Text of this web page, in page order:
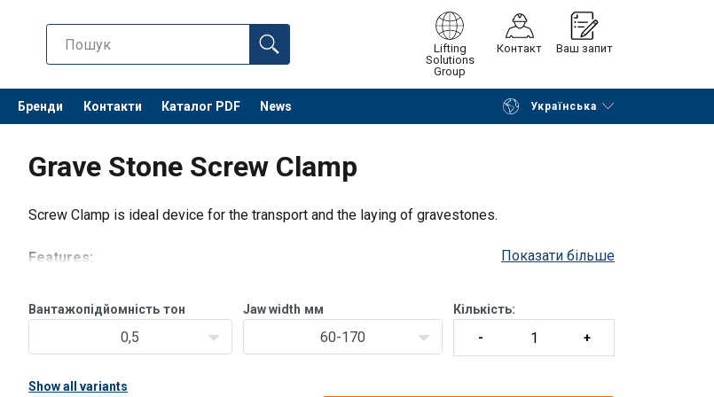
Lifting
Solutions
Group
Контакт Ваш запит
Бренди Контакти Каталог PDF News Українська
Continue Request quotation
Grave Stone Screw Clamp
Screw Clamp is ideal device for the transport and the laying of gravestones.
Features:
Transport and laying of gravestones
Galvanized construction
Показати більше
Вантажопідйомність тон
0,5
Jaw width мм
60-170
Кількість:
Show all variants